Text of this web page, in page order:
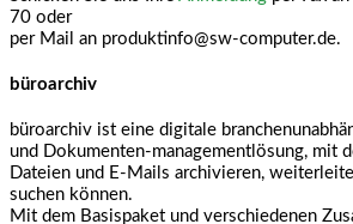
70 oder
per Mail an produktinfo@sw-computer.de.
büroarchiv
büroarchiv ist eine digitale
und Dokumenten-managementlösung, mit
Dateien und E-Mails archivieren,
suchen können.
Mit dem Basispaket und verschiedenen